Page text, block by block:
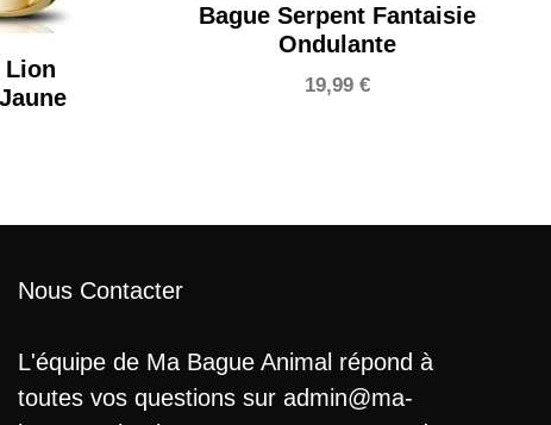
Lion
Bague Serpent Fantaisie
Ondulante
19,99€
Nous Contacter
L'équipe de Ma Bague Animal répond à
toutes vos questions sur admin@ma-